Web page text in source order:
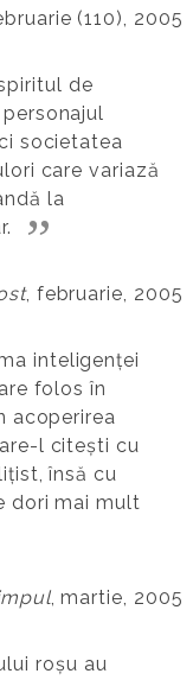
(110), 2005
de
societatea
care variază
la
, februarie, 2005
inteligenței
folos în
acoperirea
l citești cu
însă cu
dori mai mult
, martie, 2005
roșu au